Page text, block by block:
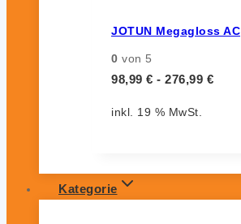
JOTUN Megagloss AC
0 von 5
98,99 € - 276,99 €
inkl. 19 % MwSt.
Kategorie